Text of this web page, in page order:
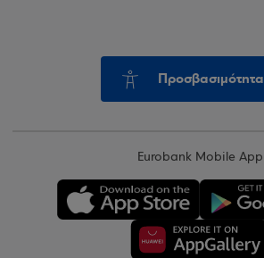
Προσβασιμότητα
Eurobank Mobile App